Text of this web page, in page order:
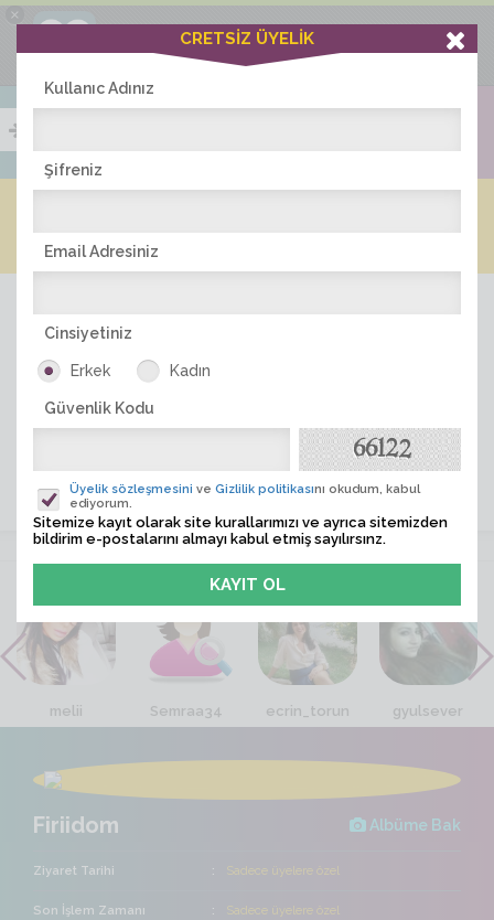
×
Ciddiask Uygulaması
+1 Hafta Gold Üyelik Kazan
Bedava - com.ciddi.ask
İNDİR
ÜYE ARA
VİTRİN
melii Semraa34 ecrin_torun gyulsever
Firiidom Albüme Bak
Ziyaret Tarihi Sadece üyelere özel
Son İşlem Zamanı Sadece üyelere özel
CRETSİZ ÜYELİK
Kullanıc Adınız
Şifreniz
Email Adresiniz
Cinsiyetiniz
Erkek Kadın
Güvenlik Kodu
Üyelik sözleşmesini ve Gizlilik politikasını okudum, kabul
ediyorum.
Sitemize kayıt olarak site kurallarımızı ve ayrıca sitemizden
bildirim e-postalarını almayı kabul etmiş sayılırsınz.